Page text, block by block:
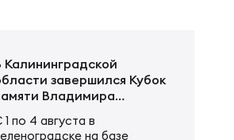
Калининградской
завершился Кубок
Владимира
1 по 4 августа в
на базе